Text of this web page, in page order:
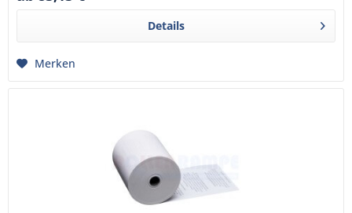
Details
Merken